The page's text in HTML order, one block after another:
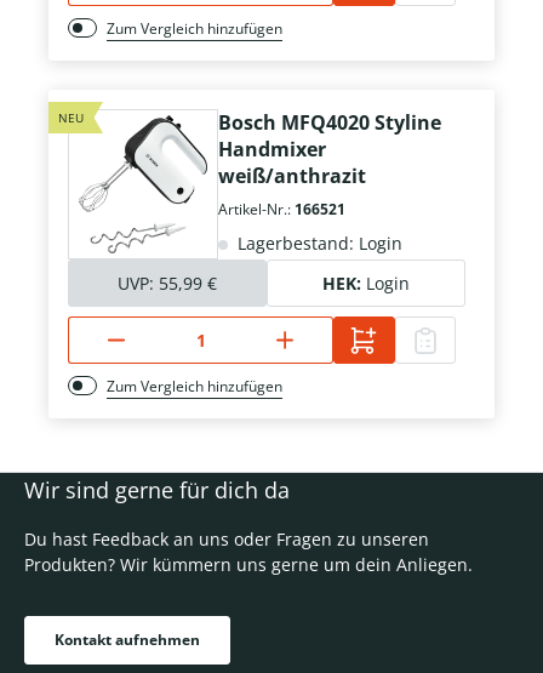
Zum Vergleich hinzufügen
NEU
Bosch MFQ4020 Styline
Handmixer
weiß/anthrazit
Artikel-Nr.: 166521
Lagerbestand: Login
UVP: 55,99 € HEK: Login
Zum Vergleich hinzufügen
Wir sind gerne für dich da
Du hast Feedback an uns oder Fragen zu unseren
Produkten? Wir kümmern uns gerne um dein Anliegen.
Kontakt aufnehmen